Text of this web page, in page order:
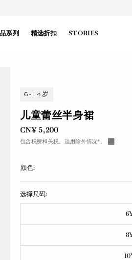
系列 精选折扣 STORIES
6-14岁
儿童蕾丝半身裙
CN¥ 5,200
包含税费和关税。适用除外情况*。
颜色:
选择尺码: